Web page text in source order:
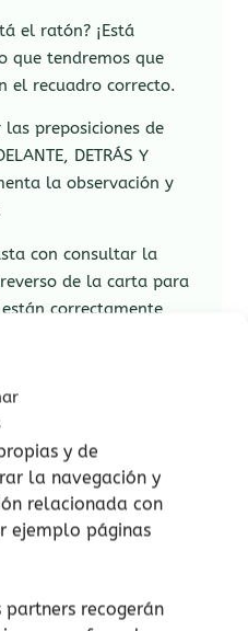
y de
la navegación y
relacionada con
ejemplo páginas
partners recogerán
el ratón? ¡Está
que tendremos que
el recuadro correcto.
preposiciones de
DETRÁS Y
la observación y
con consultar la
de la carta para
correctamente
con la solución en
en 10 idiomas muy